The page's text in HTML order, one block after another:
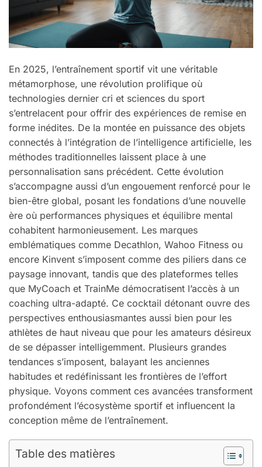
En 2025, l’entraînement sportif vit une véritable
métamorphose, une révolution prolifique où
technologies dernier cri et sciences du sport
s’entrelacent pour offrir des expériences de remise en
forme inédites. De la montée en puissance des objets
connectés à l’intégration de l’intelligence artificielle, les
méthodes traditionnelles laissent place à une
personnalisation sans précédent. Cette évolution
s’accompagne aussi d’un engouement renforcé pour le
bien-être global, posant les fondations d’une nouvelle
ère où performances physiques et équilibre mental
cohabitent harmonieusement. Les marques
emblématiques comme Decathlon, Wahoo Fitness ou
encore Kinvent s’imposent comme des piliers dans ce
paysage innovant, tandis que des plateformes telles
que MyCoach et TrainMe démocratisent l’accès à un
coaching ultra-adapté. Ce cocktail détonant ouvre des
perspectives enthousiasmantes aussi bien pour les
athlètes de haut niveau que pour les amateurs désireux
de se dépasser intelligemment. Plusieurs grandes
tendances s’imposent, balayant les anciennes
habitudes et redéfinissant les frontières de l’effort
physique. Voyons comment ces avancées transforment
profondément l’écosystème sportif et influencent la
conception même de l’entraînement.
Table des matières